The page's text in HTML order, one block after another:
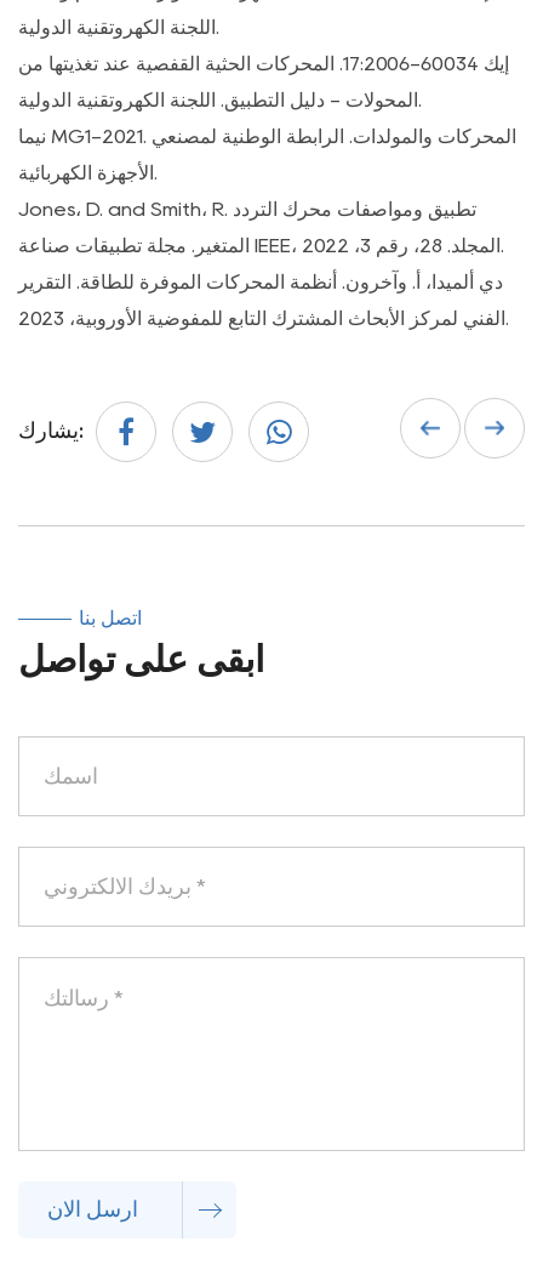
اللجنة الكهروتقنية الدولية.
إيك 60034-17:2006. المحركات الحثية القفصية عند تغذيتها من
المحولات - دليل التطبيق. اللجنة الكهروتقنية الدولية.
نيما MG1-2021. المحركات والمولدات. الرابطة الوطنية لمصنعي
الأجهزة الكهربائية.
Jones، D. and Smith، R. تطبيق ومواصفات محرك التردد
المتغير. مجلة تطبيقات صناعة IEEE، المجلد. 28، رقم 3، 2022.
دي ألميدا، أ. وآخرون. أنظمة المحركات الموفرة للطاقة. التقرير
الفني لمركز الأبحاث المشترك التابع للمفوضية الأوروبية، 2023.
يشارك:
اتصل بنا
ابقى على تواصل
ارسل الان